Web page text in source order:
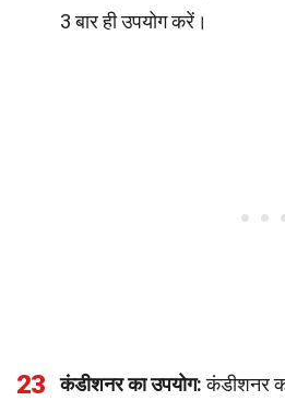
3 बार ही उपयोग करें।
23 कंडीशनर का उपयोग:कंडीशनर